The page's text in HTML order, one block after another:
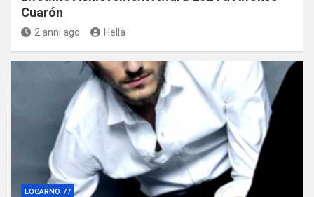
Cuarón
2 anni ago Hella
LOCARNO 77